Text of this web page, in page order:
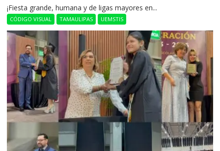
​¡Fiesta grande, humana y de ligas mayores en...
CÓDIGO VISUAL TAMAULIPAS UEMSTIS